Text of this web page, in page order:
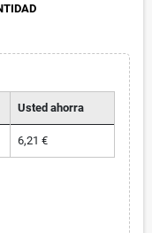
Usted ahorra
6,21 €